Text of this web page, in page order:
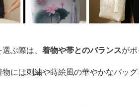
ぶ際は、 着物や帯とのバランスがポ
物には刺繍や蒔絵風の華やかなバッ